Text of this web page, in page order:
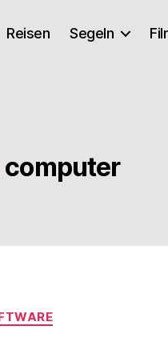
Reisen Segeln
computer